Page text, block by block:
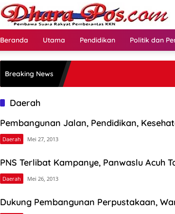
Beranda Utama Pendidikan Politik dan
Breaking News
Daerah
Pembangunan Jalan, Pendidikan,
Daerah Mei 27, 2013
PNS Terlibat Kampanye, Panwaslu Acuh
Daerah Mei 26, 2013
Dukung Pembangunan Perpustakaan,